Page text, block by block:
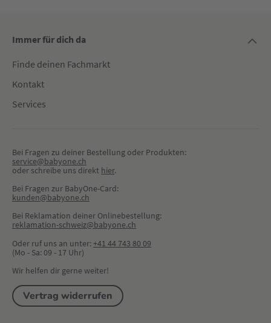
Immer für dich da
Finde deinen Fachmarkt
Kontakt
Services
Bei Fragen zu deiner Bestellung oder Produkten:
service@babyone.ch
oder schreibe uns direkt hier.
Bei Fragen zur BabyOne-Card:
kunden@babyone.ch
Bei Reklamation deiner Onlinebestellung:
reklamation-schweiz@babyone.ch
Oder ruf uns an unter:+41 44 743 80 09
(Mo - Sa: 09 - 17 Uhr)
Wir helfen dir gerne weiter!
Vertrag widerrufen